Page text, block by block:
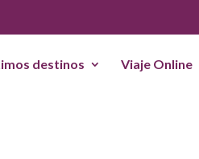
destinos Viaje Online